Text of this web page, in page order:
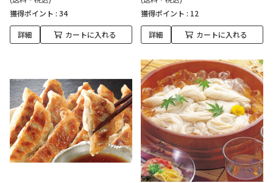
獲得ポイント : 34
詳細 カートに入れる
獲得ポイント : 12
詳細 カートに入れる